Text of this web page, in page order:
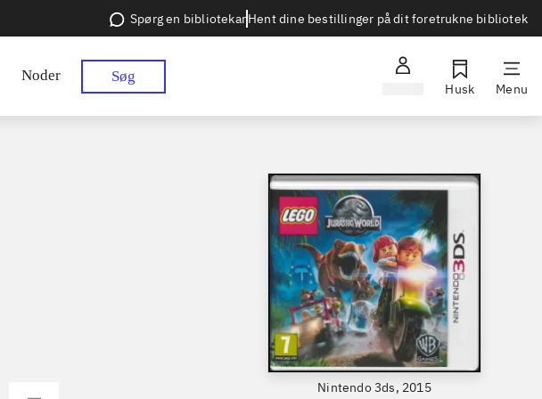
Spørg en bibliotekarHent dine bestillinger på dit foretrukne bibliotek
Noder Søg
Husk Menu
Nintendo 3ds, 2015